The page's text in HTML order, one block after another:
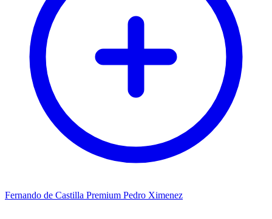
Fernando de Castilla Premium Pedro Ximenez